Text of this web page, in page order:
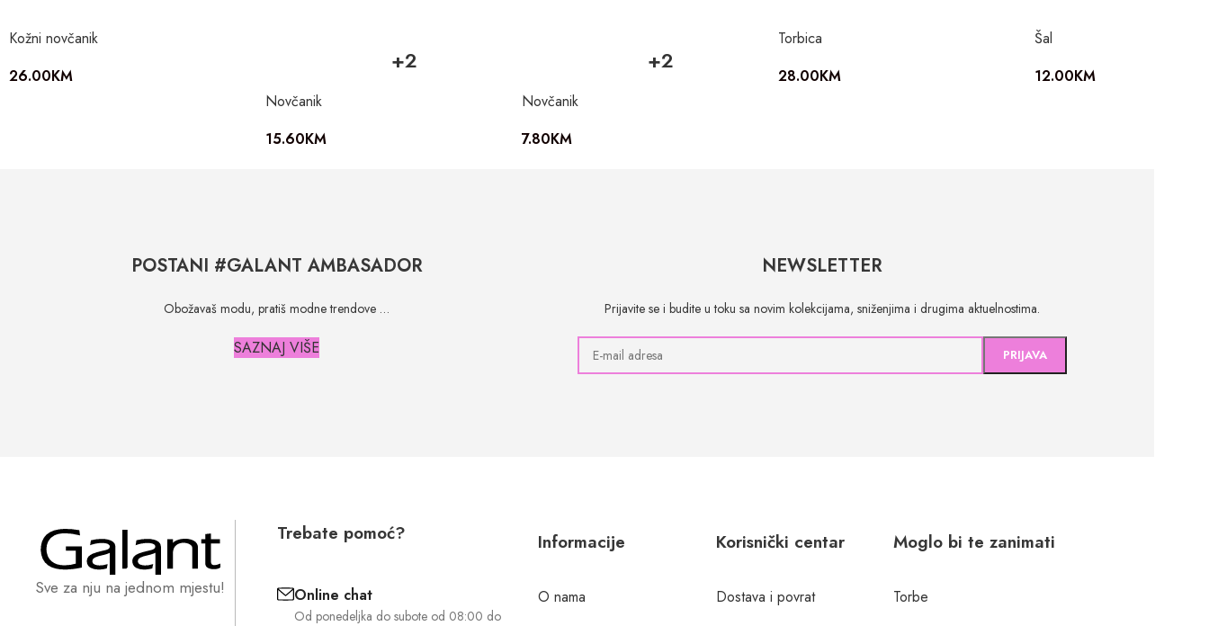
Kožni novčanik
26.00KM
+2
Novčanik
15.60KM
+2
Novčanik
7.80KM
Torbica
28.00KM
Šal
12.00KM
POSTANI #GALANT AMBASADOR
Obožavaš modu, pratiš modne trendove …
SAZNAJ VIŠE
NEWSLETTER
Prijavite se i budite u toku sa novim kolekcijama, sniženjima i drugima aktuelnostima.
Sve za nju na jednom mjestu!
Trebate pomoć?
Online chat
Od ponedeljka do subote od 08:00 do
Informacije
O nama
Korisnički centar
Dostava i povrat
Moglo bi te zanimati
Torbe